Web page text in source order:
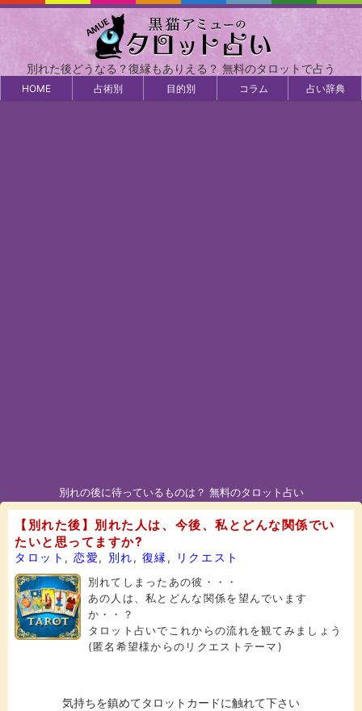
別れた後どうなる？復縁もありえる？ 無料のタロットで占う
HOME 占術別 目的別 コラム 占い辞典
別れの後に待っているものは？ 無料のタロット占い
【別れた後】別れた人は、今後、私とどんな関係でい
たいと思ってますか?
タロット ,恋愛, 別れ, 復縁 ,
リクエスト
別れてしまったあの彼・・・
あの人は、私とどんな関係を望んでいます
か・・？
タロット占いでこれからの流れを観てみましょう
(匿名希望様からのリクエストテーマ)
気持ちを鎮めてタロットカードに触れて下さい